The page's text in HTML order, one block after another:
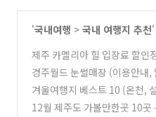
'국내여행 > 국내 여행지 추천'
제주 카멜리아 힐 입장료 할인
경주월드 눈썰매장 (이용안내,
겨울여행지 베스트 10 (온천,
매) (0)